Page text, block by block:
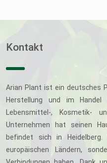
Kontakt
Arian Plant ist ein deutsches
Herstellung und im
Lebensmittel-, Kosmetik-
Unternehmen hat seinen
befindet sich in
europäischen Ländern,